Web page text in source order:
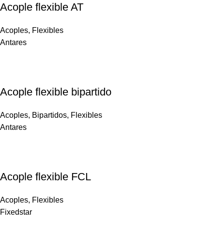
Acople flexible AT
Acoples, Flexibles
Antares
Acople flexible bipartido
Acoples, Bipartidos, Flexibles
Antares
Acople flexible FCL
Acoples, Flexibles
Fixedstar